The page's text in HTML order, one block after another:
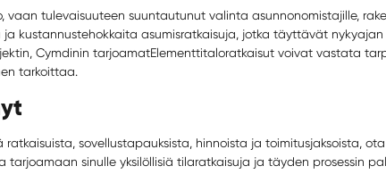
tulevaisuuteen suuntautunut valinta asunnonomistajille,
kustannustehokkaita asumisratkaisuja, jotka täyttävät
Cymdinin tarjoamatElementtitaloratkaisut voivat vastata
tarkoittaa.
sovellustapauksista, hinnoista ja toimitusjaksoista,
sinulle yksilöllisiä tilaratkaisuja ja täyden prosessin